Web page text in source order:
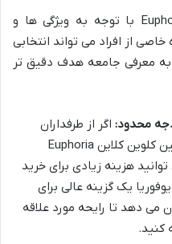
عطر جیبی زنانه برندینی مدل Euphoria با توجه به ویژگی ها و
از افراد می تواند انتخابی
معرفی جامعه هدف دقیق تر
اگر از طرفداران
پروپاقرص رایحه خاص و دلنشین کلوین کلاین Euphoria
هزینه زیادی برای خرید
یک گزینه عالی برای
دهد تا رایحه مورد علاقه
کنید.